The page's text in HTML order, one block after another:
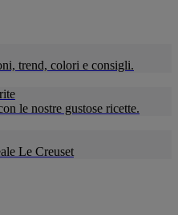
trend, colori e consigli.
le nostre gustose ricette.
Le Creuset